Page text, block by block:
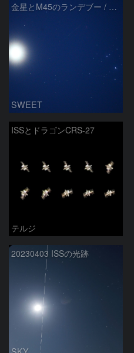
金星とM45のランデブー / 〇〇出現 〈 2023/ 4/12 〉
SWEET
ISSとドラゴンCRS-27
テルジ
20230403 ISSの光跡